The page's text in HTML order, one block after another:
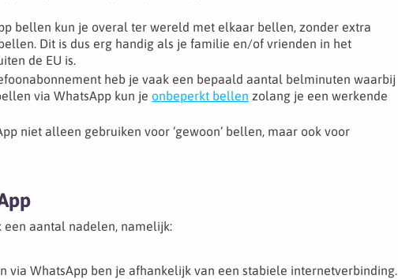
bellen kun je overal ter wereld met elkaar bellen, zonder extra
Dit is dus erg handig als je familie en/of vrienden in het
de EU is.
heb je vaak een bepaald aantal belminuten waarbij
via WhatsApp kun je onbeperkt bellen zolang je een werkende
niet alleen gebruiken voor ‘gewoon’ bellen, maar ook voor
aantal nadelen, namelijk:
via WhatsApp ben je afhankelijk van een stabiele internetverbinding.